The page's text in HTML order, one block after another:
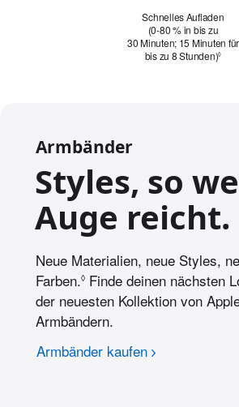
Schnelles Aufladen
(0‑80 % in bis zu
30 Minuten; 15 Minuten für
bis zu 8 Stunden)◊
Armbänder
Styles, so
Auge reicht.
Neue Materialien, neue Styles,
Farben.◊ Siehe rechtliche
Finde deinen nächsten
der neuesten Kollektion von
Armbändern.
Armbänder kaufen